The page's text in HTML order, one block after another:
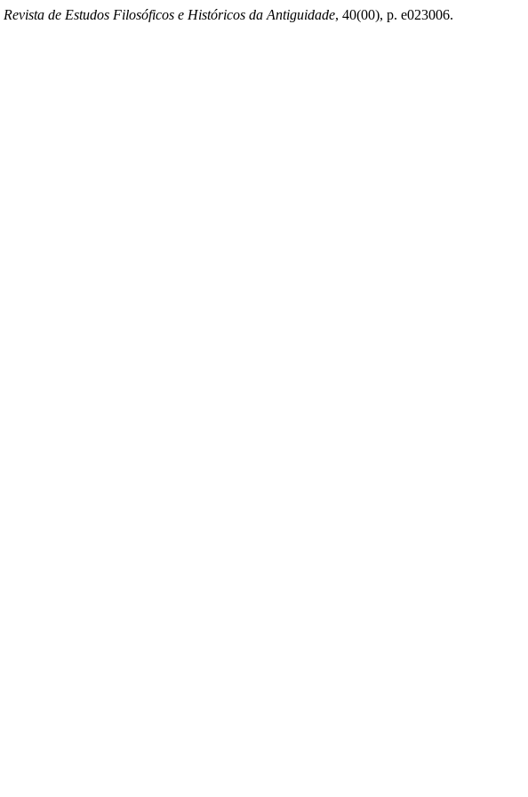
Revista de Estudos Filosóficos e Históricos da Antiguidade, 40(00), p. e023006.